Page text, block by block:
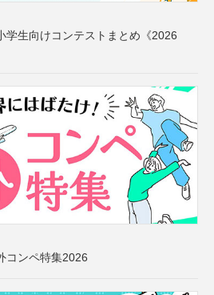
学生向けコンテストまとめ《2026
コンペ特集2026